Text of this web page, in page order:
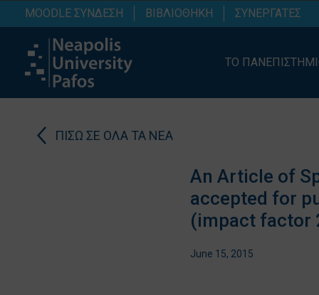
MOODLE ΣΥΝΔΕΣΗ ΒΙΒΛΙΟΘΗΚΗ ΣΥΝΕΡΓΑΤΕΣ
ΤΟ
ΠΙΣΩ ΣΕ ΟΛΑ ΤΑ ΝΕΑ
An Article of
accepted for
(impact factor
June 15, 2015